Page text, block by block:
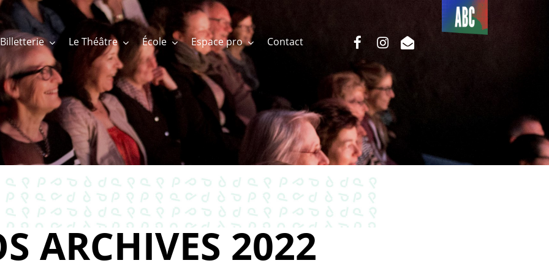
Billetterie Le Théâtre École Espace pro Contact
Du côté
de l’ABC
facebookinstagram
email
ARCHIVES 2022